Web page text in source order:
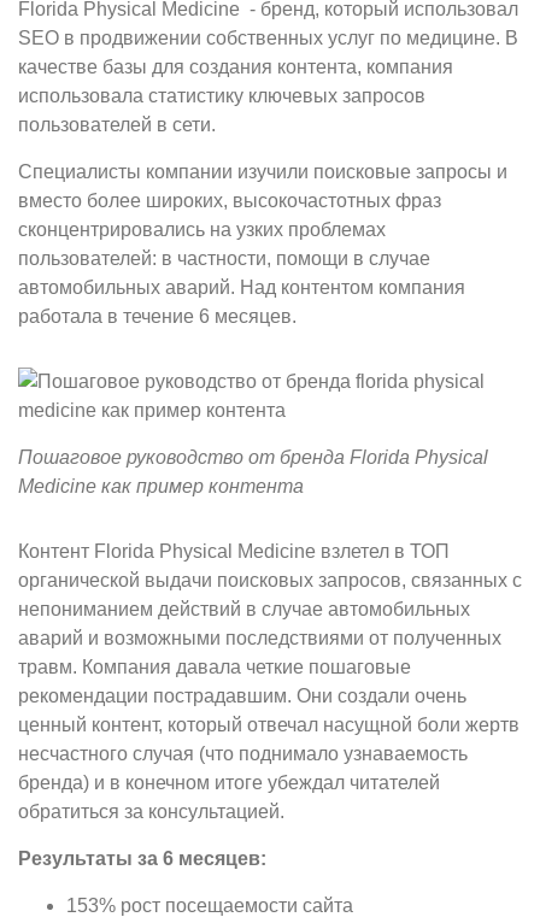
Florida Physical Medicine - бренд, который использовал
SEO в продвижении собственных услуг по медицине. В
качестве базы для создания контента, компания
использовала статистику ключевых запросов
пользователей в сети.
Специалисты компании изучили поисковые запросы и
вместо более широких, высокочастотных фраз
сконцентрировались на узких проблемах
пользователей: в частности, помощи в случае
автомобильных аварий. Над контентом компания
работала в течение 6 месяцев.
Пошаговое руководство от бренда Florida Physical
Medicine как пример контента
Контент Florida Physical Medicine взлетел в ТОП
органической выдачи поисковых запросов, связанных с
непониманием действий в случае автомобильных
аварий и возможными последствиями от полученных
травм. Компания давала четкие пошаговые
рекомендации пострадавшим. Они создали очень
ценный контент, который отвечал насущной боли жертв
несчастного случая (что поднимало узнаваемость
бренда) и в конечном итоге убеждал читателей
обратиться за консультацией.
Результаты за 6 месяцев:
153% рост посещаемости сайта